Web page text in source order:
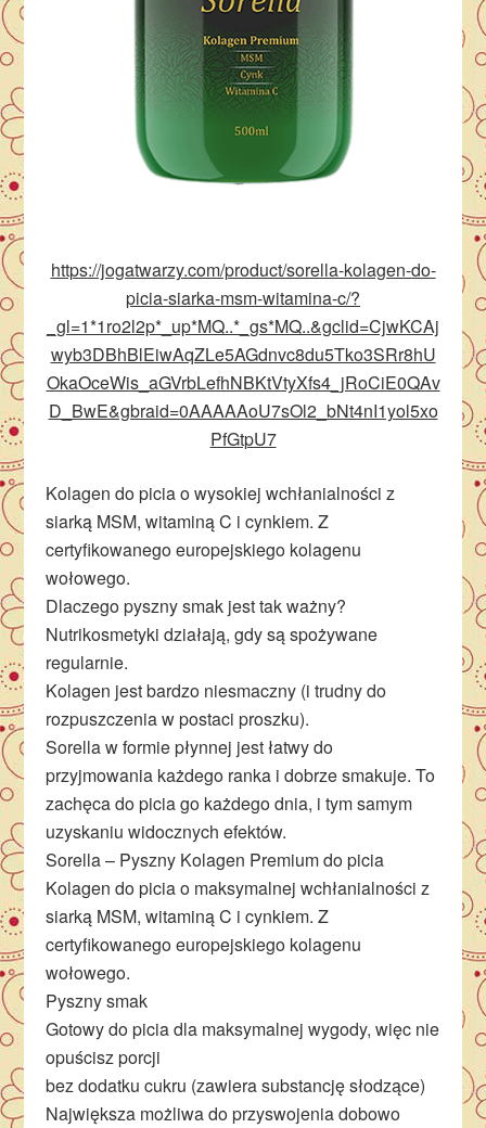
https://jogatwarzy.com/product/sorella-kolagen-do-
picia-siarka-msm-witamina-c/?
_gl=1*1ro2l2p*_up*MQ..*_gs*MQ..&gclid=CjwKCAj
wyb3DBhBlEiwAqZLe5AGdnvc8du5Tko3SRr8hU
OkaOceWis_aGVrbLefhNBKtVtyXfs4_jRoCiE0QAv
D_BwE&gbraid=0AAAAAoU7sOl2_bNt4nI1yol5xo
PfGtpU7
Kolagen do picia o wysokiej wchłanialności z
siarką MSM, witaminą C i cynkiem. Z
certyfikowanego europejskiego kolagenu
wołowego.
Dlaczego pyszny smak jest tak ważny?
Nutrikosmetyki działają, gdy są spożywane
regularnie.
Kolagen jest bardzo niesmaczny (i trudny do
rozpuszczenia w postaci proszku).
Sorella w formie płynnej jest łatwy do
przyjmowania każdego ranka i dobrze smakuje. To
zachęca do picia go każdego dnia, i tym samym
uzyskaniu widocznych efektów.
Sorella – Pyszny Kolagen Premium do picia
Kolagen do picia o maksymalnej wchłanialności z
siarką MSM, witaminą C i cynkiem. Z
certyfikowanego europejskiego kolagenu
wołowego.
Pyszny smak
Gotowy do picia dla maksymalnej wygody, więc nie
opuścisz porcji
bez dodatku cukru (zawiera substancję słodzące)
Największa możliwa do przyswojenia dobowo